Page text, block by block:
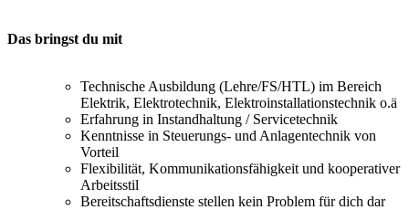
Das bringst du mit
Technische Ausbildung (Lehre/FS/HTL) im Bereich
Elektrik, Elektrotechnik, Elektroinstallationstechnik o.ä
Erfahrung in Instandhaltung / Servicetechnik
Kenntnisse in Steuerungs- und Anlagentechnik von
Vorteil
Flexibilität, Kommunikationsfähigkeit und kooperativer
Arbeitsstil
Bereitschaftsdienste stellen kein Problem für dich dar